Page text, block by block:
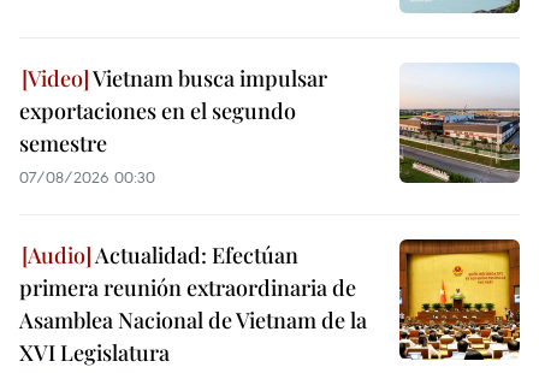
Vietnam busca impulsar
exportaciones en el segundo
semestre
07/08/2026 00:30
Actualidad: Efectúan
primera reunión extraordinaria de
Asamblea Nacional de Vietnam de la
XVI Legislatura